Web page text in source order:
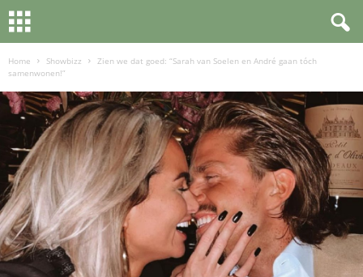
Home Showbizz
Zien we dat goed: “Sarah van Soelen en André gaan tóch
samenwonen!”